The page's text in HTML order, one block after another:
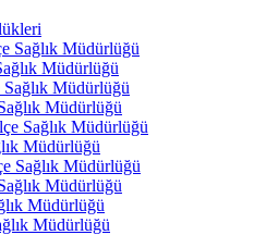
Sağlık Müdürlüğü
Müdürlüğü
Müdürlüğü
Müdürlüğü
Sağlık Müdürlüğü
Müdürlüğü
Sağlık Müdürlüğü
Müdürlüğü
Müdürlüğü
Müdürlüğü